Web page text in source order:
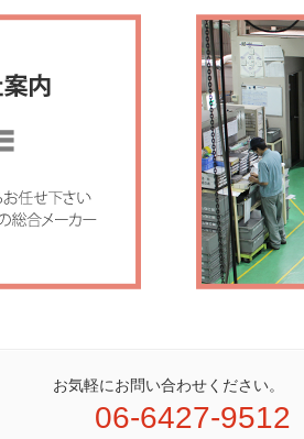
お気軽にお問い合わせください。
06-6427-9512